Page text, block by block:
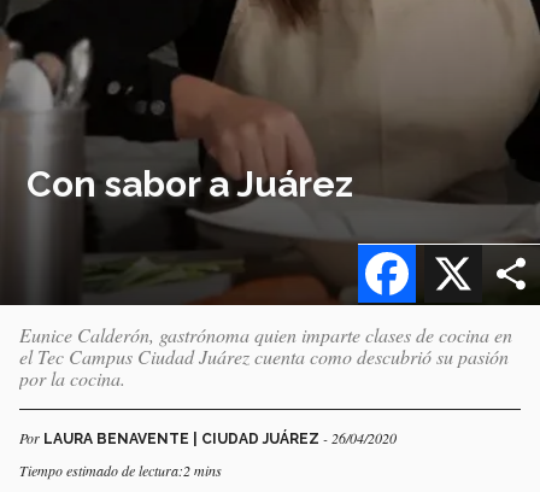
Con sabor a Juárez
X
Facebook
Eunice Calderón, gastrónoma quien imparte clases de cocina en
el Tec Campus Ciudad Juárez cuenta como descubrió su pasión
por la cocina.
Por LAURA BENAVENTE | CIUDAD JUÁREZ - 26/04/2020
Tiempo estimado de lectura:2 mins